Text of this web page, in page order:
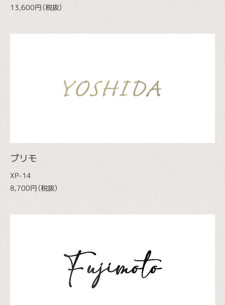
13,600円（税抜）
プリモ
XP-14
8,700円（税抜）